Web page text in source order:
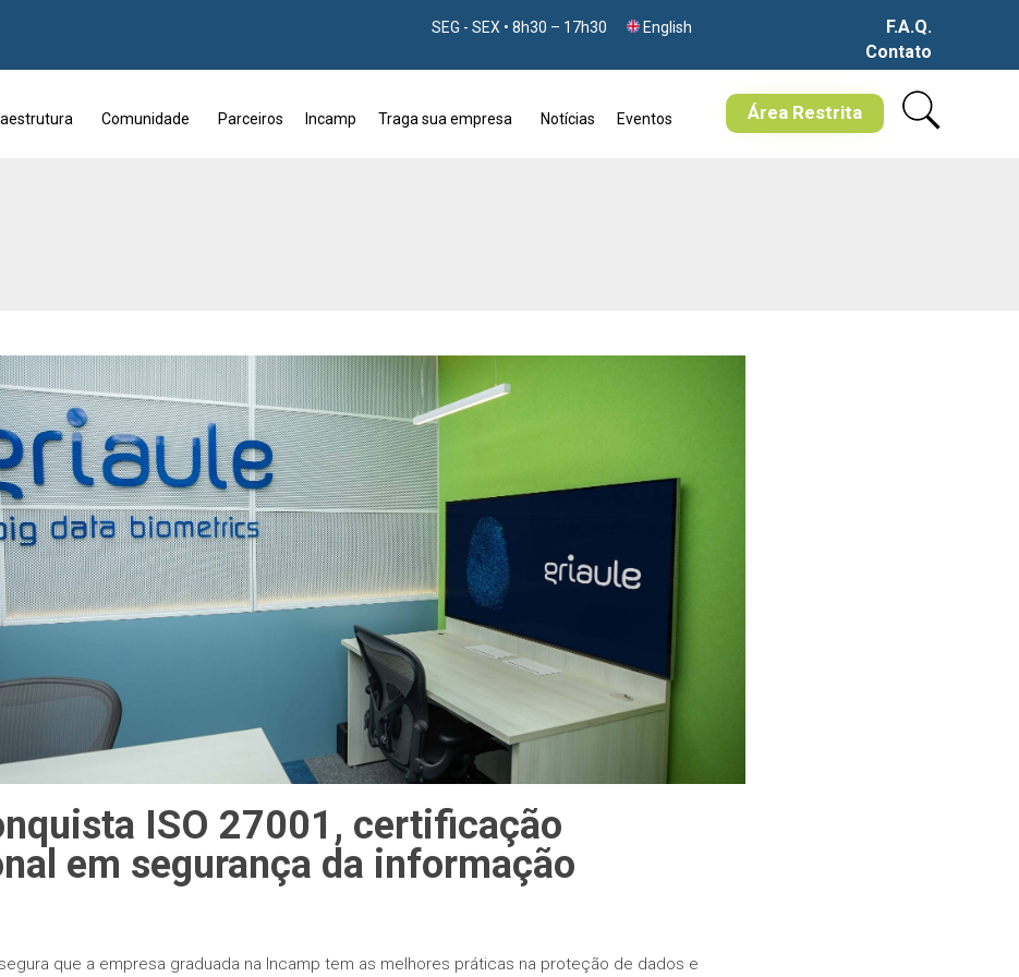
SEG - SEX • 8h30 – 17h30 English
F.A.Q.
Contato
content
Comunidade Parceiros Incamp Traga sua empresa Notícias Eventos Área Restrita
ISO 27001, certificação
em segurança da informação
que a empresa graduada na Incamp tem as melhores práticas na proteção de dados e